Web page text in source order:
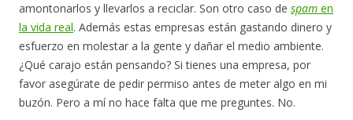
amontonarlos y llevarlos a reciclar. Son otro caso de spam en
la vida real. Además estas empresas están gastando dinero y
esfuerzo en molestar a la gente y dañar el medio ambiente.
¿Qué carajo están pensando? Si tienes una empresa, por
favor asegúrate de pedir permiso antes de meter algo en mi
buzón. Pero a mí no hace falta que me preguntes. No.